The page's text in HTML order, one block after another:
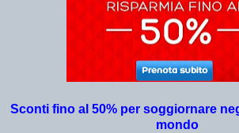
Sconti fino al 50% per soggiornare
mondo